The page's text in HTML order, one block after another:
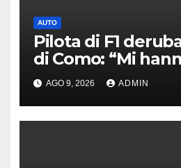
AUTO
Pilota di F1
di Como: “Mi
via tutto”
AGO 9, 2026 ADMIN